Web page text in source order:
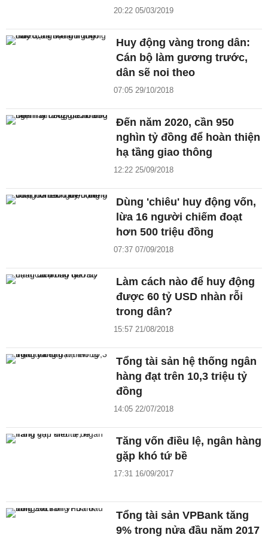
20:22 05/03/2019
Huy động vàng trong dân:
Cán bộ làm gương trước,
dân sẽ noi theo
07:05 29/10/2018
Đến năm 2020, cần 950
nghìn tỷ đồng để hoàn thiện
hạ tầng giao thông
12:22 25/09/2018
Dùng 'chiêu' huy động vốn,
lừa 16 người chiếm đoạt
hơn 500 triệu đồng
07:37 07/09/2018
Làm cách nào để huy động
được 60 tỷ USD nhàn rỗi
trong dân?
15:57 21/08/2018
Tổng tài sản hệ thống ngân
hàng đạt trên 10,3 triệu tỷ
đồng
14:05 22/07/2018
Tăng vốn điều lệ, ngân hàng
gặp khó tứ bề
17:31 16/09/2017
Tổng tài sản VPBank tăng
9% trong nửa đầu năm 2017